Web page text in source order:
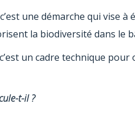
c’est une démarche qui vise
la biodiversité dans le
c’est un cadre technique
t-il ?